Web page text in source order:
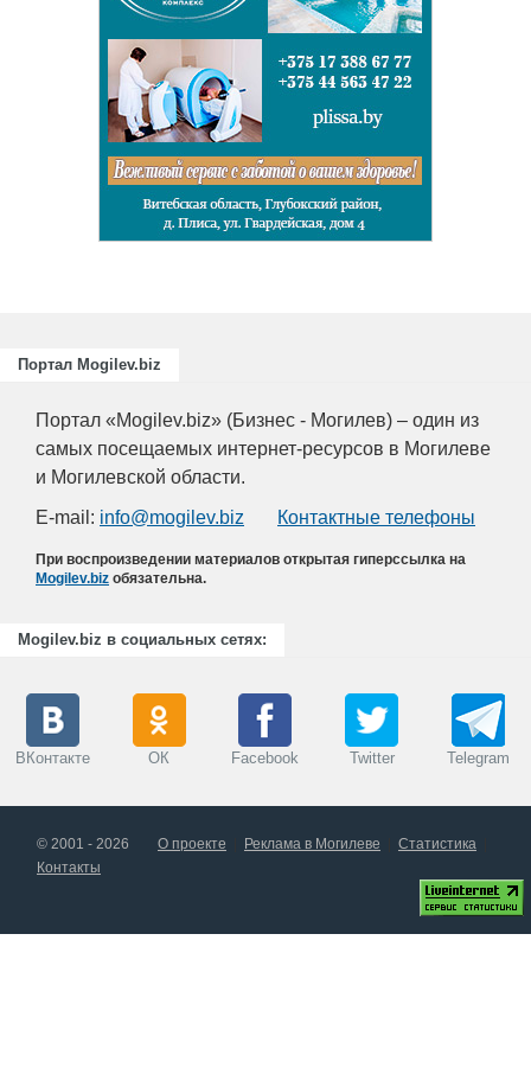
Портал Mogilev.biz
Портал «Mogilev.biz» (Бизнес - Могилев) – один из
самых посещаемых интернет-ресурсов в Могилеве
и Могилевской области.
E-mail: info@mogilev.biz Контактные телефоны
При воспроизведении материалов открытая гиперссылка на
Mogilev.biz обязательна.
Mogilev.biz в социальных сетях:
ВКонтакте ОК Facebook Twitter Telegram
© 2001 - 2026 О проекте Реклама в Могилеве
Статистика
Контакты